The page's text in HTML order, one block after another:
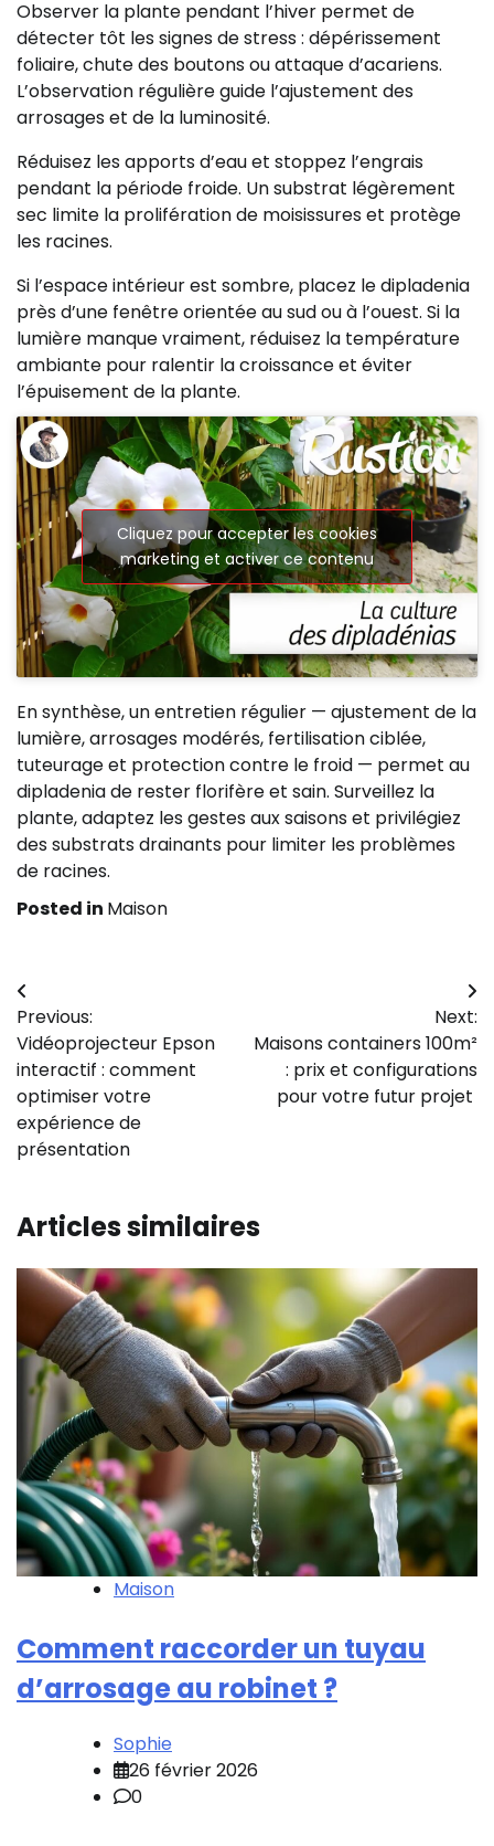
Observer la plante pendant l’hiver permet de
détecter tôt les signes de stress : dépérissement
foliaire, chute des boutons ou attaque d’acariens.
L’observation régulière guide l’ajustement des
arrosages et de la luminosité.
Réduisez les apports d’eau et stoppez l’engrais
pendant la période froide. Un substrat légèrement
sec limite la prolifération de moisissures et protège
les racines.
Si l’espace intérieur est sombre, placez le dipladenia
près d’une fenêtre orientée au sud ou à l’ouest. Si la
lumière manque vraiment, réduisez la température
ambiante pour ralentir la croissance et éviter
l’épuisement de la plante.
Cliquez pour accepter les cookies
marketing et activer ce contenu
En synthèse, un entretien régulier — ajustement de la
lumière, arrosages modérés, fertilisation ciblée,
tuteurage et protection contre le froid — permet au
dipladenia de rester florifère et sain. Surveillez la
plante, adaptez les gestes aux saisons et privilégiez
des substrats drainants pour limiter les problèmes
de racines.
Posted in Maison
Navigation
de
l’article
Previous:
Vidéoprojecteur Epson
interactif : comment
optimiser votre
expérience de
présentation
Next:
Maisons containers 100m²
: prix et configurations
pour votre futur projet
Articles similaires
Maison
Comment raccorder un tuyau
d’arrosage au robinet ?
Sophie
26 février 2026
0